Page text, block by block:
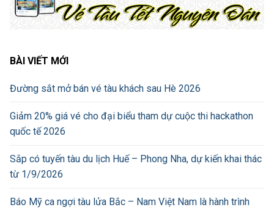
BÀI VIẾT MỚI
Đường sắt mở bán vé tàu khách sau Hè 2026
Giảm 20% giá vé cho đại biểu tham dự cuộc thi hackathon
quốc tế 2026
Sắp có tuyến tàu du lịch Huế – Phong Nha, dự kiến khai thác
từ 1/9/2026
Báo Mỹ ca ngợi tàu lửa Bắc – Nam Việt Nam là hành trình